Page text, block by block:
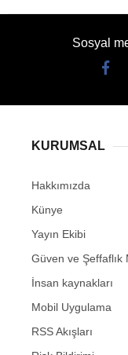
Sosyal
KURUMSAL
Hakkımızda
Künye
Yayın Ekibi
Güven ve Şeffaflık
İnsan kaynakları
Mobil Uygulama
RSS Akışları